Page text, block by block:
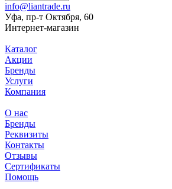
info@liantrade.ru
Уфа, пр-т Октября, 60
Интернет-магазин
Каталог
Акции
Бренды
Услуги
Компания
О нас
Бренды
Реквизиты
Контакты
Отзывы
Сертификаты
Помощь